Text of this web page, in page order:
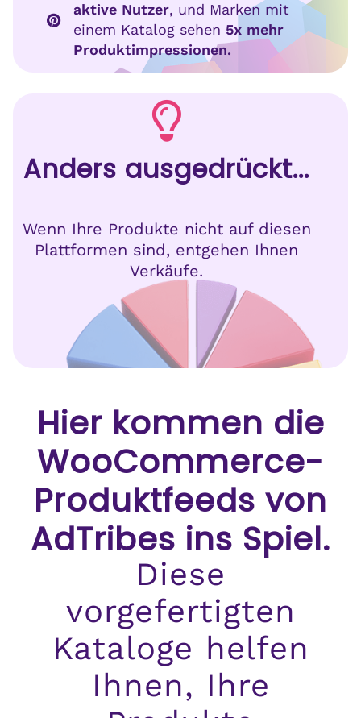
aktive Nutzer, und Marken mit
einem Katalog sehen 5x mehr
Produktimpressionen.
Anders ausgedrückt...
Wenn Ihre Produkte nicht auf diesen
Plattformen sind, entgehen Ihnen
Verkäufe.
Hier kommen die
WooCommerce-
Produktfeeds von
AdTribes ins Spiel.
Diese
vorgefertigten
Kataloge helfen
Ihnen, Ihre